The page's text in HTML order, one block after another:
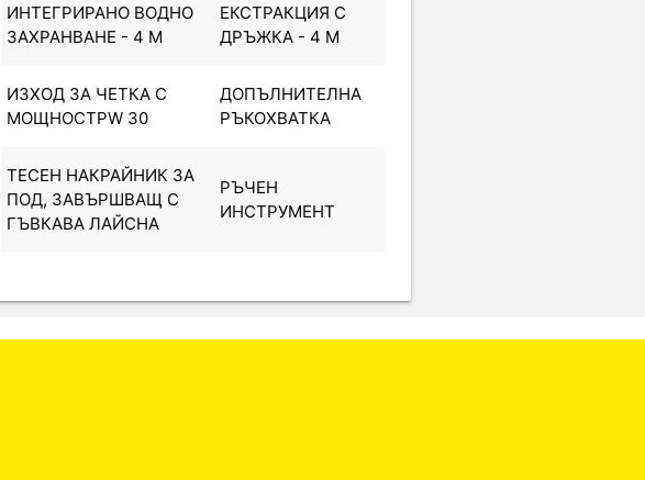
ИНТЕГРИРАНО ВОДНО
ЗАХРАНВАНЕ - 4 M
ЕКСТРАКЦИЯ С
ДРЪЖКА - 4 M
ИЗХОД ЗА ЧЕТКА С
МОЩНОСТPW 30
ДОПЪЛНИТЕЛНА
РЪКОХВАТКА
ТЕСЕН НАКРАЙНИК ЗА
ПОД, ЗАВЪРШВАЩ С
ГЪВКАВА ЛАЙСНА
РЪЧЕН
ИНСТРУМЕНТ